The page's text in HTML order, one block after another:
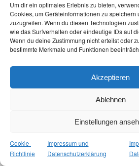
Um dir ein optimales Erlebnis zu bieten,
Cookies, um Geräteinformationen zu speichern
zuzugreifen. Wenn du diesen Technologien
wie das Surfverhalten oder eindeutige IDs auf
Wenn du deine Zustimmung nicht erteilst oder
bestimmte Merkmale und Funktionen
Akzeptieren
Ablehnen
Einstellungen
Cookie-
Richtlinie
Impressum und
Datenschutzerklärung
Impressum und Datenschutzerklärung Stolz